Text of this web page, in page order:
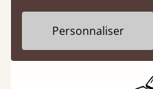
est vissée
une
Personnaliser